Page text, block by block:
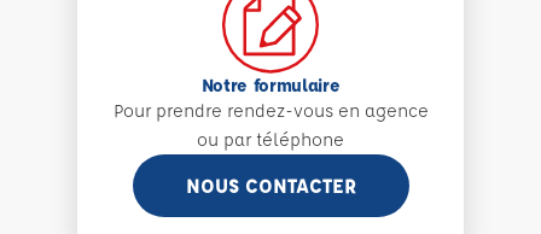
Notre formulaire
Pour prendre rendez-vous en agence
ou par téléphone
NOUS CONTACTER